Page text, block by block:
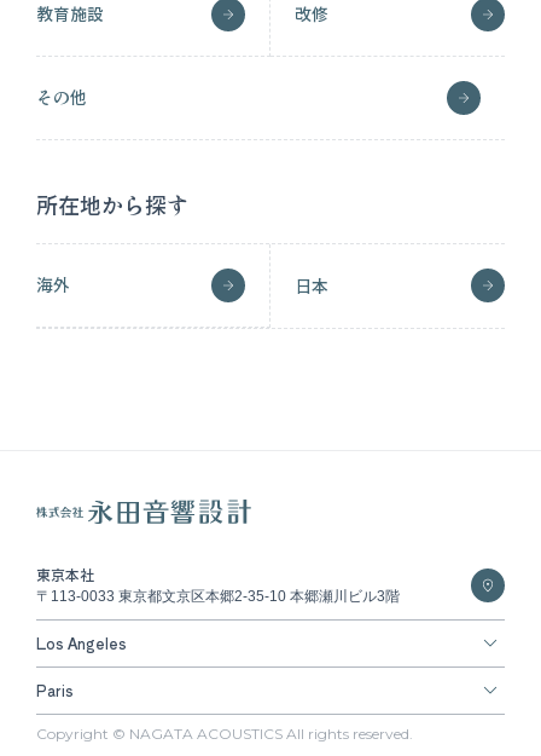
教育施設 改修
その他
所在地から探す
海外 日本
東京本社
〒113-0033 東京都文京区本郷2-35-10 本郷瀬川ビル3階
Los Angeles
Paris
Copyright © NAGATA ACOUSTICS All rights reserved.